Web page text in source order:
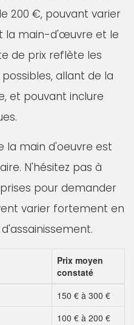
200 €, pouvant varier
la main-d'œuvre et le
de prix reflète les
allant de la
et pouvant inclure
la main d'oeuvre est
N'hésitez pas à
pour demander
varier fortement en
Prix moyen
constaté
150 € à 300 €
100 € à 200 €